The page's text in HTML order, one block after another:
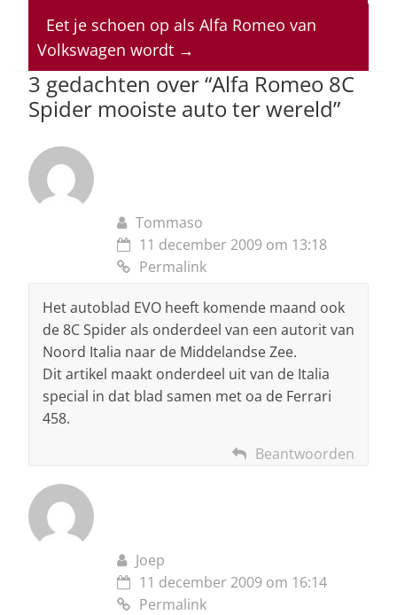
A
p
p
b
o
o
k
dI
n
d
Eet je schoen op als Alfa Romeo van
Volkswagen wordt →
3 gedachten over “Alfa Romeo 8C
Spider mooiste auto ter wereld”
Tommaso
11 december 2009 om 13:18
Permalink
Het autoblad EVO heeft komende maand ook
de 8C Spider als onderdeel van een autorit van
Noord Italia naar de Middelandse Zee.
Dit artikel maakt onderdeel uit van de Italia
special in dat blad samen met oa de Ferrari
458.
Beantwoorden
Joep
11 december 2009 om 16:14
Permalink